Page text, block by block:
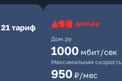
21 тариф
Дом.ру
1000 мбит/сек
Максимальная скорость
950 ₽/мес